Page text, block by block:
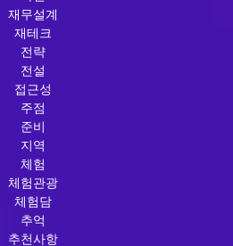
재무설계
재테크
전략
전설
접근성
주점
준비
지역
체험
체험관광
체험담
추억
추천사항